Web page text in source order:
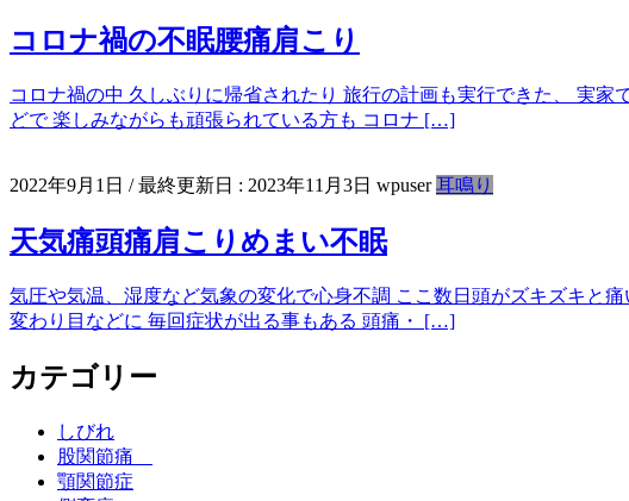
コロナ禍の不眠腰痛肩こり
コロナ禍の中 久しぶりに帰省されたり 旅行の計画も実行できた、 実
どで 楽しみながらも頑張られている方も コロナ […]
2022年9月1日 / 最終更新日 : 2023年11月3日 wpuser 耳鳴り
天気痛頭痛肩こりめまい不眠
気圧や気温、湿度など気象の変化で心身不調 ここ数日頭がズキズキと
変わり目などに 毎回症状が出る事もある 頭痛・ […]
カテゴリー
しびれ
股関節痛
顎関節症